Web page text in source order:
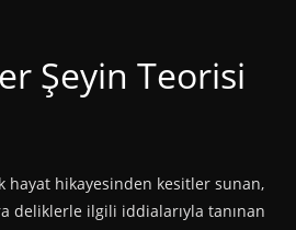
Şeyin Teorisi
hayat hikayesinden kesitler sunan,
deliklerle ilgili iddialarıyla tanınan